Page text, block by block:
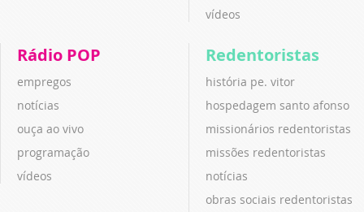
vídeos
Rádio POP
empregos
notícias
ouça ao vivo
programação
vídeos
Redentoristas
história pe. vitor
hospedagem santo afonso
missionários redentoristas
missões redentoristas
notícias
obras sociais redentoristas